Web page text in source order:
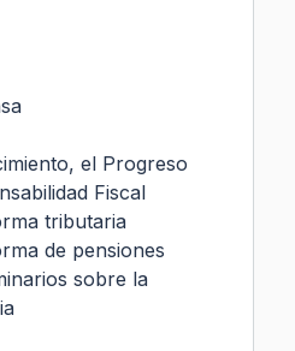
el Progreso
Fiscal
tributaria
de pensiones
sobre la